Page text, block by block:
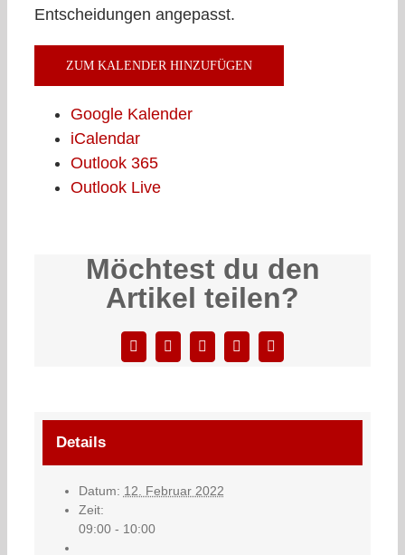
Entscheidungen angepasst.
ZUM KALENDER HINZUFÜGEN
Google Kalender
iCalendar
Outlook 365
Outlook Live
Möchtest du den
Artikel teilen?
Facebook
X LinkedInWhatsApp
E-
Mail
Details
Datum: 12. Februar 2022
Zeit:
09:00 - 10:00